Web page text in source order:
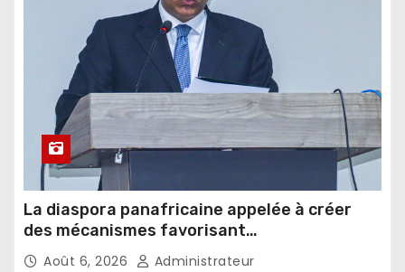
La diaspora panafricaine appelée à créer
des mécanismes favorisant
l’investissement dans les pays d’origine
Août 6, 2026 Administrateur